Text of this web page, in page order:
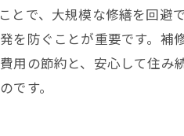
とで、大規模な修繕を回避
を防ぐことが重要です。補
用の節約と、安心して住み
です。